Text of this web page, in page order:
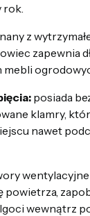
rok.
z
zapewnia
posiada
klamry,
nawet
powietrza,
wewnątrz